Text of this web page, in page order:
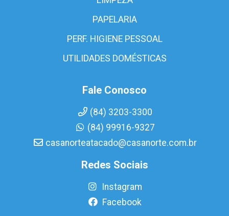
PAPELARIA
PERF. HIGIENE PESSOAL
UTILIDADES DOMÉSTICAS
Fale Conosco
(84) 3203-3300
(84) 99916-9327
casanorteatacado@casanorte.com.br
Redes Sociais
Instagram
Facebook